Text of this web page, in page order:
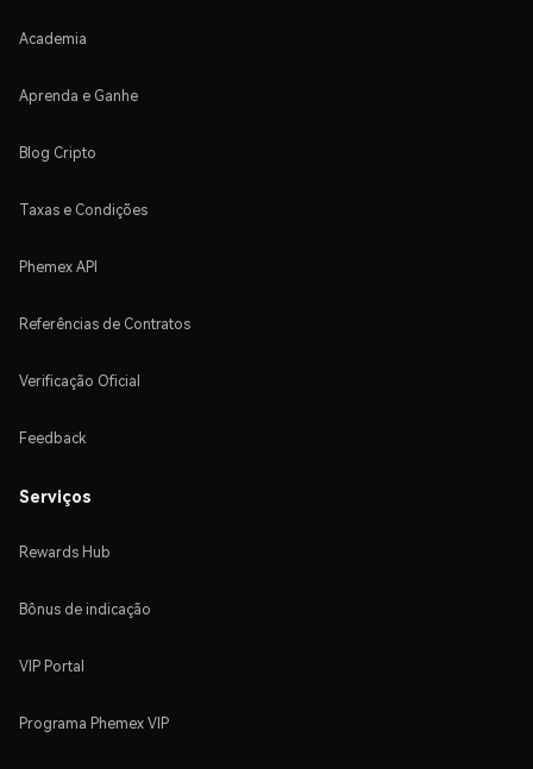
Academia
Aprenda e Ganhe
Blog Cripto
Taxas e Condições
Phemex API
Referências de Contratos
Verificação Oficial
Feedback
Serviços
Rewards Hub
Bônus de indicação
VIP Portal
Programa Phemex VIP